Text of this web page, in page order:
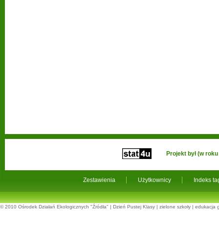
Zestawienia Użytkownicy Indeks
Projekt był (w
© 2010 Ośrodek Działań Ekologicznych "Źródła" | Dzień Pustej Klasy | zielone szkoły | edukacja